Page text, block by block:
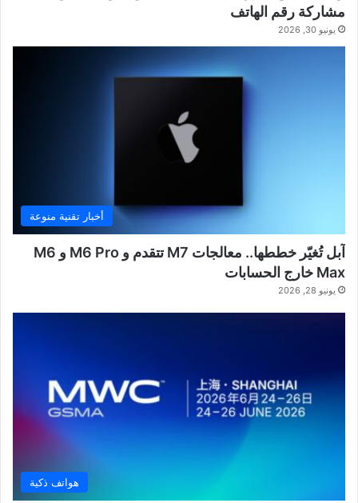
مشاركة رقم الهاتف
يونيو 30, 2026
أخبار تقنية منوعة
آبل تُغيّر خططها.. معالجات M7 تتقدم و M6 Pro و M6
Max خارج الحسابات
يونيو 28, 2026
هواتف ذكية